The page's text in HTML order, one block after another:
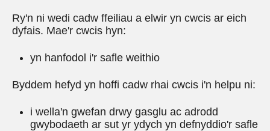
Ry'n ni wedi cadw ffeiliau a elwir yn cwcis ar eich
dyfais. Mae'r cwcis hyn:
yn hanfodol i'r safle weithio
Byddem hefyd yn hoffi cadw rhai cwcis i'n helpu ni:
i wella'n gwefan drwy gasglu ac adrodd
gwybodaeth ar sut yr ydych yn defnyddio'r safle